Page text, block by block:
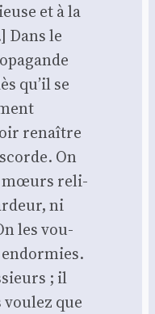
et à la
Dans le
qu’il se
renaître
On
mœurs reli­
ni
les vou­
; il
que